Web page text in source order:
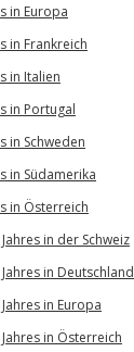
in Europa
in Frankreich
in Italien
in Portugal
in Schweden
in Südamerika
in Österreich
in der Schweiz
in Deutschland
in Europa
in Österreich